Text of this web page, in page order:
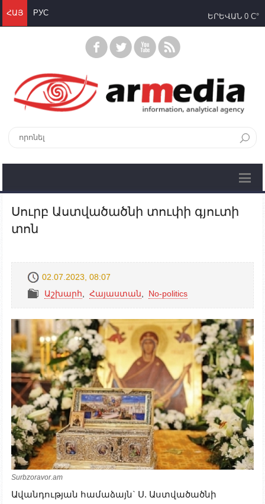
ՀԱՅ РУС ԵՐԵՎԱՆ 0 C°
Սուրբ Աստվածածնի տուփի գյուտի
տոն
02.07.2023, 08:07
Աշխարհ
Հայաստան No-politics
Surbzoravor.am
Ավանդության համաձայն` Ս. Աստվածածնի